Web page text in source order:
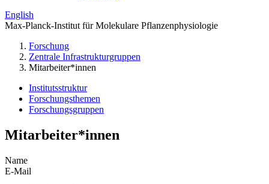
English
Max-Planck-Institut für Molekulare Pflanzenphysiologie
Forschung
Zentrale Infrastrukturgruppen
Mitarbeiter*innen
Institutsstruktur
Forschungsthemen
Forschungsgruppen
Mitarbeiter*innen
Name
E-Mail